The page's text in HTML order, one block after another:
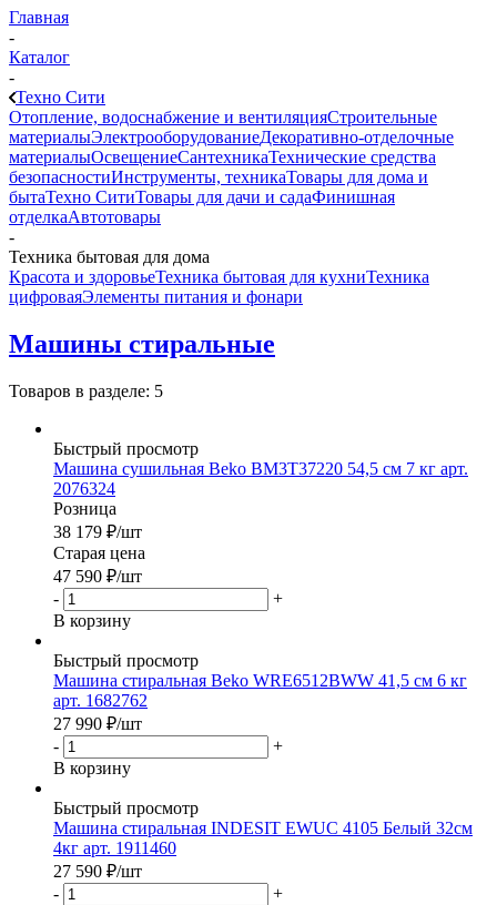
Главная
-
Каталог
-
Техно Сити
Отопление, водоснабжение и вентиляцияСтроительные
материалыЭлектрооборудованиеДекоративно-отделочные
материалыОсвещениеСантехникаТехнические средства
безопасностиИнструменты, техникаТовары для дома и
бытаТехно СитиТовары для дачи и садаФинишная
отделкаАвтотовары
-
Техника бытовая для дома
Красота и здоровьеТехника бытовая для кухниТехника
цифроваяЭлементы питания и фонари
Машины стиральные
Товаров в разделе: 5
Быстрый просмотр
Машина сушильная Beko BM3T37220 54,5 см 7 кг арт.
2076324
Розница
38 179 ₽/шт
Старая цена
47 590 ₽/шт
-
+
В корзину
Быстрый просмотр
Машина стиральная Beko WRE6512BWW 41,5 см 6 кг
арт. 1682762
27 990 ₽/шт
-
+
В корзину
Быстрый просмотр
Машина стиральная INDESIT EWUC 4105 Белый 32см
4кг арт. 1911460
27 590 ₽/шт
-
+